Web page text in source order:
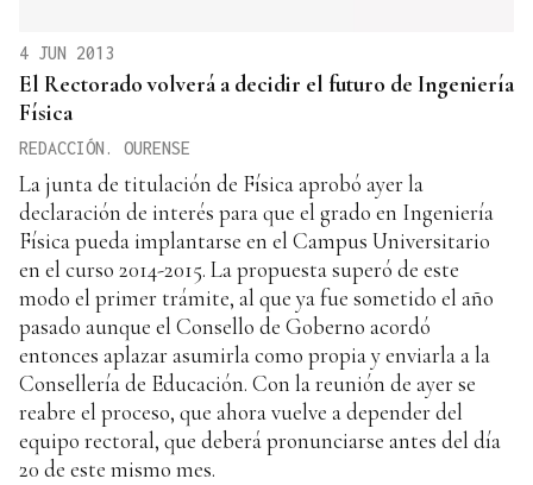
4 JUN 2013
El Rectorado volverá a decidir el futuro de Ingeniería
Física
REDACCIÓN. OURENSE
La junta de titulación de Física aprobó ayer la
declaración de interés para que el grado en Ingeniería
Física pueda implantarse en el Campus Universitario
en el curso 2014-2015. La propuesta superó de este
modo el primer trámite, al que ya fue sometido el año
pasado aunque el Consello de Goberno acordó
entonces aplazar asumirla como propia y enviarla a la
Consellería de Educación. Con la reunión de ayer se
reabre el proceso, que ahora vuelve a depender del
equipo rectoral, que deberá pronunciarse antes del día
20 de este mismo mes.